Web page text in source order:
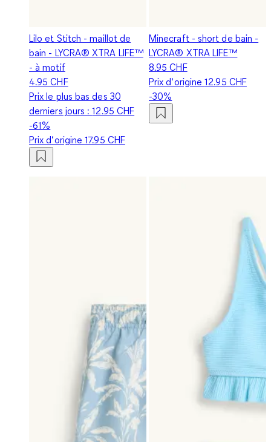
Lilo et Stitch - maillot de
bain - LYCRA® XTRA LIFE™
- à motif
4.95 CHF
Prix le plus bas des 30
derniers jours :12.95 CHF
-61%
Prix d‘origine17.95 CHF
Minecraft - short de bain -
LYCRA® XTRA LIFE™
8.95 CHF
Prix d‘origine12.95 CHF
-30%